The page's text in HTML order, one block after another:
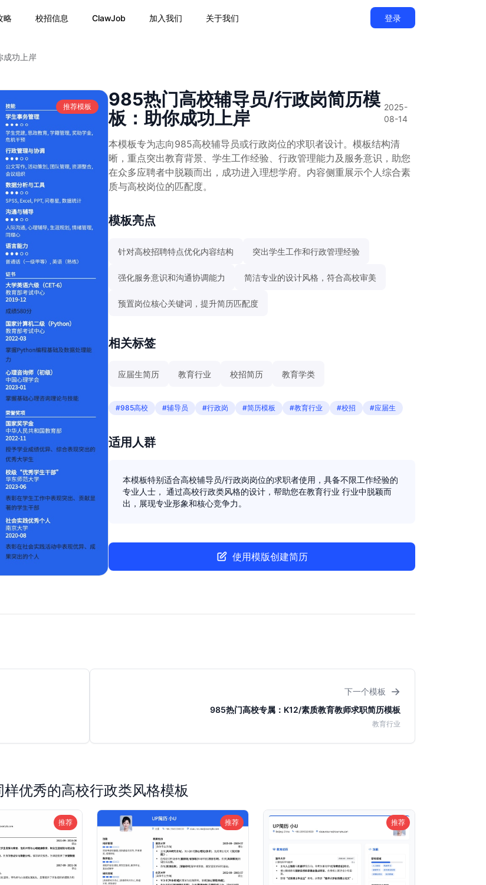
略 校招信息 ClawJob 加入我们 关于我们 登录
成功上岸
推荐模板
985热门高校辅导员/行政岗简历模
板：助你成功上岸
2025-
08-14
本模板专为志向985高校辅导员或行政岗位的求职者设计。模板结构清
晰，重点突出教育背景、学生工作经验、行政管理能力及服务意识，助您
在众多应聘者中脱颖而出，成功进入理想学府。内容侧重展示个人综合素
质与高校岗位的匹配度。
模板亮点
针对高校招聘特点优化内容结构 突出学生工作和行政管理经验
强化服务意识和沟通协调能力 简洁专业的设计风格，符合高校审美
预置岗位核心关键词，提升简历匹配度
相关标签
应届生简历 教育行业 校招简历 教育学类
#985高校 #辅导员 #行政岗 #简历模板 #教育行业 #校招 #应届生
适用人群
本模板特别适合高校辅导员/行政岗岗位的求职者使用，具备不限工作经验的
专业人士， 通过高校行政类风格的设计，帮助您在教育行业 行业中脱颖而
出，展现专业形象和核心竞争力。
使用模版创建简历
下一个模板 →
985热门高校专属：K12/素质教育教师求职简历模板
教育行业
样优秀的高校行政类风格模板
推荐 推荐 推荐